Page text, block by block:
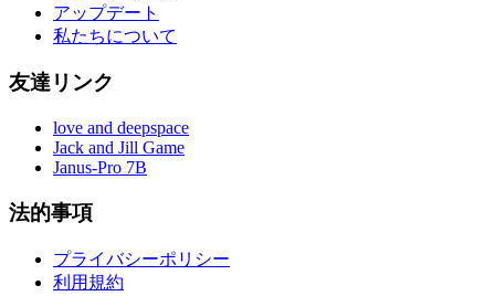
アップデート
私たちについて
友達リンク
love and deepspace
Jack and Jill Game
Janus-Pro 7B
法的事項
プライバシーポリシー
利用規約